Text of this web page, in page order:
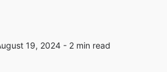
19, 2024 - 2 min read